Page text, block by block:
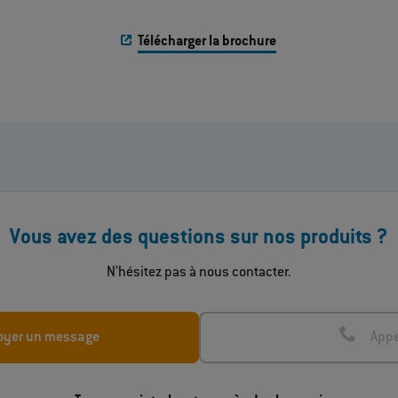
Télécharger la brochure
Vous avez des questions sur nos produits ?
N’hésitez pas à nous contacter.
un message